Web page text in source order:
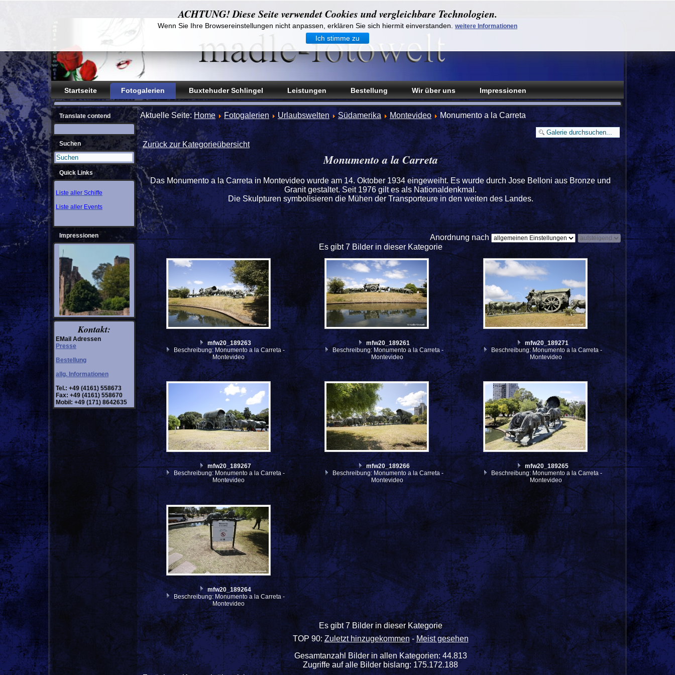
Startseite Fotogalerien Buxtehuder Schlingel Leistungen Bestellung Wir über uns Impressionen
ACHTUNG! Diese Seite verwendet Cookies und vergleichbare Technologien.
Wenn Sie Ihre Browsereinstellungen nicht anpassen, erklären Sie sich hiermit einverstanden. weitere Informationen
Ich stimme zu
Translate contend
Suchen
Quick Links
Liste aller Schiffe
Liste aller Events
Impressionen
Kontakt:
EMail Adressen
Presse
Bestellung
allg. Informationen
Tel.: +49 (4161) 558673
Fax: +49 (4161) 558670
Mobil: +49 (171) 8642635
Aktuelle Seite: Home Fotogalerien Urlaubswelten Südamerika Montevideo Monumento a la Carreta
Zurück zur Kategorieübersicht
Monumento a la Carreta
Das Monumento a la Carreta in Montevideo wurde am 14. Oktober 1934 eingeweiht. Es wurde durch Jose Belloni aus Bronze und
Granit gestaltet. Seit 1976 gilt es als Nationaldenkmal.
Die Skulpturen symbolisieren die Mühen der Transporteure in den weiten des Landes.
Anordnung nach
Es gibt 7 Bilder in dieser Kategorie
mfw20_189263
Beschreibung: Monumento a la Carreta -
Montevideo
mfw20_189261
Beschreibung: Monumento a la Carreta -
Montevideo
mfw20_189271
Beschreibung: Monumento a la Carreta -
Montevideo
mfw20_189267
Beschreibung: Monumento a la Carreta -
Montevideo
mfw20_189266
Beschreibung: Monumento a la Carreta -
Montevideo
mfw20_189265
Beschreibung: Monumento a la Carreta -
Montevideo
mfw20_189264
Beschreibung: Monumento a la Carreta -
Montevideo
Es gibt 7 Bilder in dieser Kategorie
TOP 90: Zuletzt hinzugekommen-Meist gesehen
Gesamtanzahl Bilder in allen Kategorien: 44.813
Zugriffe auf alle Bilder bislang: 175.172.188